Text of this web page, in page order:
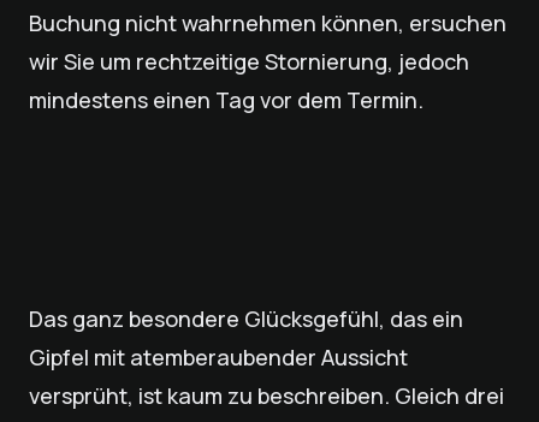
Buchung nicht wahrnehmen können, ersuchen
wir Sie um rechtzeitige Stornierung, jedoch
mindestens einen Tag vor dem Termin.
Das ganz besondere Glücksgefühl, das ein
Gipfel mit atemberaubender Aussicht
versprüht, ist kaum zu beschreiben. Gleich drei